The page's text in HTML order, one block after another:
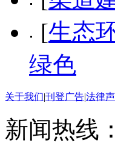
[生态
绿色
关于我们|刊登广告|法律
新闻热线